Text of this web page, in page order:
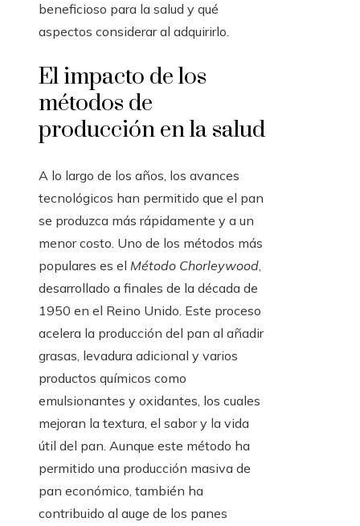
beneficioso para la salud y qué
aspectos considerar al adquirirlo.
El impacto de los
métodos de
producción en la salud
A lo largo de los años, los avances
tecnológicos han permitido que el pan
se produzca más rápidamente y a un
menor costo. Uno de los métodos más
populares es el Método Chorleywood,
desarrollado a finales de la década de
1950 en el Reino Unido. Este proceso
acelera la producción del pan al añadir
grasas, levadura adicional y varios
productos químicos como
emulsionantes y oxidantes, los cuales
mejoran la textura, el sabor y la vida
útil del pan. Aunque este método ha
permitido una producción masiva de
pan económico, también ha
contribuido al auge de los panes